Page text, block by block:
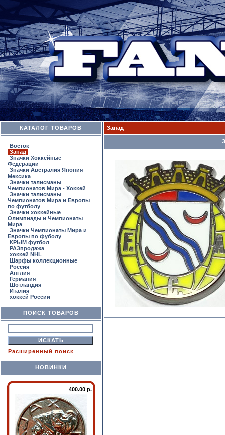
КАТАЛОГ ТОВАРОВ
Восток
Запад
Значки Хоккейные
Федерации
Значки Австралия Япония
Мексика
Значки талисманы
Чемпионатов Мира - Хоккей
Значки талисманы
Чемпионатов Мира и Европы
по футболу
Значки хоккейные
Олимпиады и Чемпионаты
Мира
Значки Чемпионаты Мира и
Европы по фуболу
КРЫМ футбол
РАЗпродажа
хоккей NHL
Шарфы коллекционные
Россия
Англия
Германия
Шотландия
Италия
хоккей России
ПОИСК ТОВАРОВ
Расширенный поиск
НОВИНКИ
400.00 р.
Запад